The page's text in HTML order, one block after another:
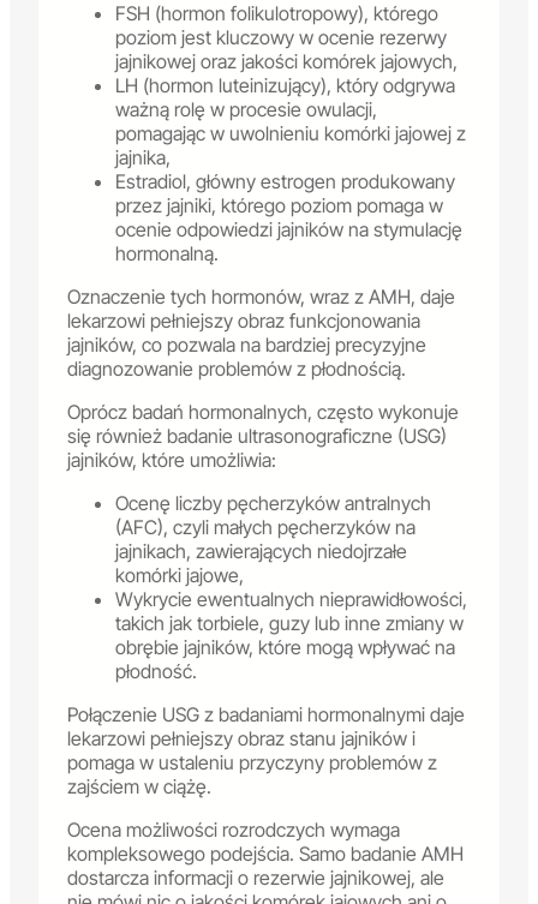
FSH (hormon folikulotropowy), którego
poziom jest kluczowy w ocenie rezerwy
jajnikowej oraz jakości komórek jajowych,
LH (hormon luteinizujący), który odgrywa
ważną rolę w procesie owulacji,
pomagając w uwolnieniu komórki jajowej z
jajnika,
Estradiol, główny estrogen produkowany
przez jajniki, którego poziom pomaga w
ocenie odpowiedzi jajników na stymulację
hormonalną.
Oznaczenie tych hormonów, wraz z AMH, daje
lekarzowi pełniejszy obraz funkcjonowania
jajników, co pozwala na bardziej precyzyjne
diagnozowanie problemów z płodnością.
Oprócz badań hormonalnych, często wykonuje
się również badanie ultrasonograficzne (USG)
jajników, które umożliwia:
Ocenę liczby pęcherzyków antralnych
(AFC), czyli małych pęcherzyków na
jajnikach, zawierających niedojrzałe
komórki jajowe,
Wykrycie ewentualnych nieprawidłowości,
takich jak torbiele, guzy lub inne zmiany w
obrębie jajników, które mogą wpływać na
płodność.
Połączenie USG z badaniami hormonalnymi daje
lekarzowi pełniejszy obraz stanu jajników i
pomaga w ustaleniu przyczyny problemów z
zajściem w ciążę.
Ocena możliwości rozrodczych wymaga
kompleksowego podejścia. Samo badanie AMH
dostarcza informacji o rezerwie jajnikowej, ale